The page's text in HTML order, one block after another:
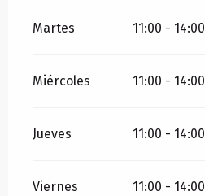
Martes 11:00 - 14:00
Miércoles 11:00 - 14:00
Jueves 11:00 - 14:00
Viernes 11:00 - 14:00